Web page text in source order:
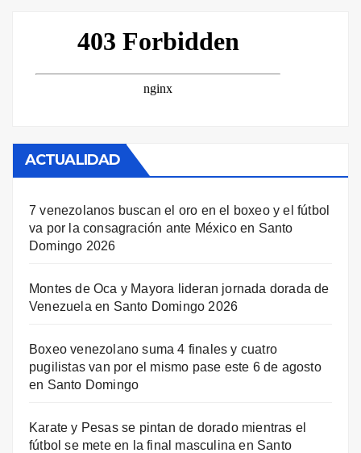
ACTUALIDAD
7 venezolanos buscan el oro en el boxeo y el fútbol
va por la consagración ante México en Santo
Domingo 2026
Montes de Oca y Mayora lideran jornada dorada de
Venezuela en Santo Domingo 2026
Boxeo venezolano suma 4 finales y cuatro
pugilistas van por el mismo pase este 6 de agosto
en Santo Domingo
Karate y Pesas se pintan de dorado mientras el
fútbol se mete en la final masculina en Santo